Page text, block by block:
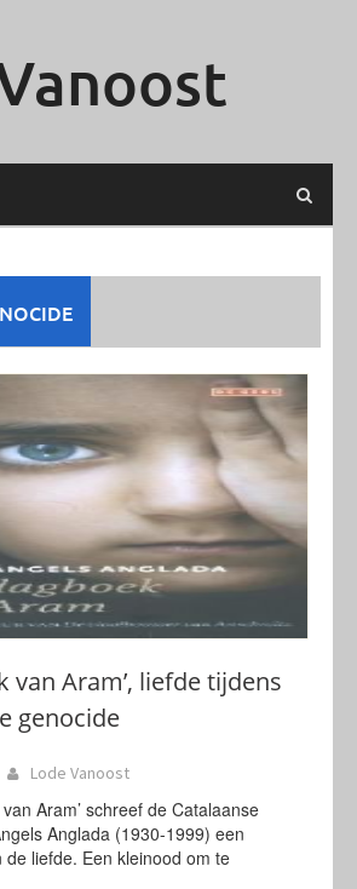
van Aram’, liefde tijdens
genocide
Lode Vanoost
Aram’ schreef de Catalaanse
Anglada (1930-1999) een
liefde. Een kleinood om te